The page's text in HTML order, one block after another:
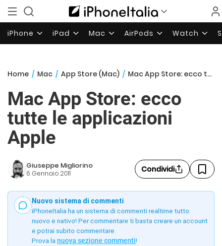
iPhone iPad Mac AirPods Watch
Home / Mac / App Store (Mac) / Mac App Store: ecco tutte le applicazioni Apple
Mac App Store: ecco
tutte le applicazioni
Apple
Giuseppe Migliorino
6 Gennaio 2011 Condividi
Nuovo sistema di commenti
iPhoneItalia ha un sistema di commenti realtime tutto
nuovo e nativo! Per commentare ti basta creare un account
e potrai subito commentare.
Prova la nuova sezione commenti!